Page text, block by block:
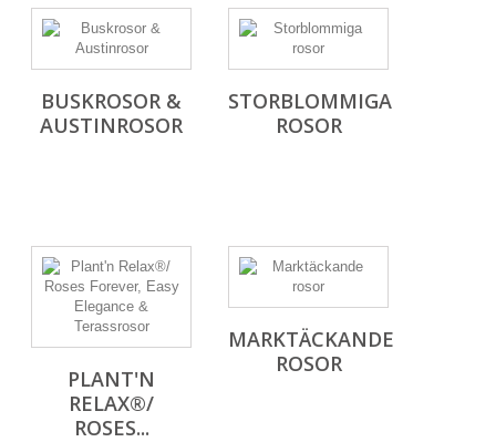
BUSKROSOR &
AUSTINROSOR
STORBLOMMIGA
ROSOR
PLANT'N
RELAX®/
ROSES...
MARKTÄCKANDE
ROSOR